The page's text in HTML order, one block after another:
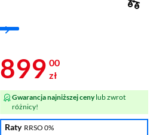
Cena 899 zł
899 00
zł
Gwarancja najniższej cenylub zwrot
różnicy!
Raty RRSO 0%